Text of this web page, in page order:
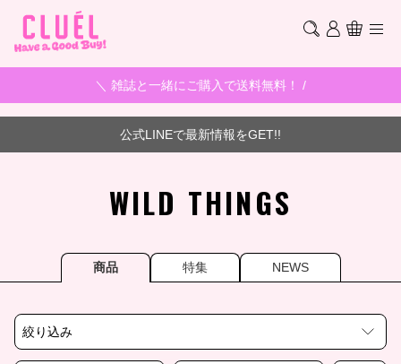
＼ 雑誌と一緒にご購入で送料無料！ /
公式LINEで最新情報をGET!!
WILD THINGS
商品 特集 NEWS
絞り込み